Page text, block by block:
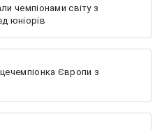
чемпіонами світу з
юніорів
Європи з